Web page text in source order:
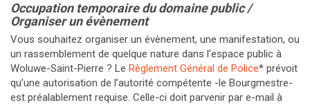
Occupation temporaire du domaine public /
Organiser un évènement
Vous souhaitez organiser un évènement, une manifestation, ou
un rassemblement de quelque nature dans l’espace public à
Woluwe-Saint-Pierre ? Le Règlement Général de Police* prévoit
qu’une autorisation de l’autorité compétente -le Bourgmestre-
est préalablement requise. Celle-ci doit parvenir par e-mail à